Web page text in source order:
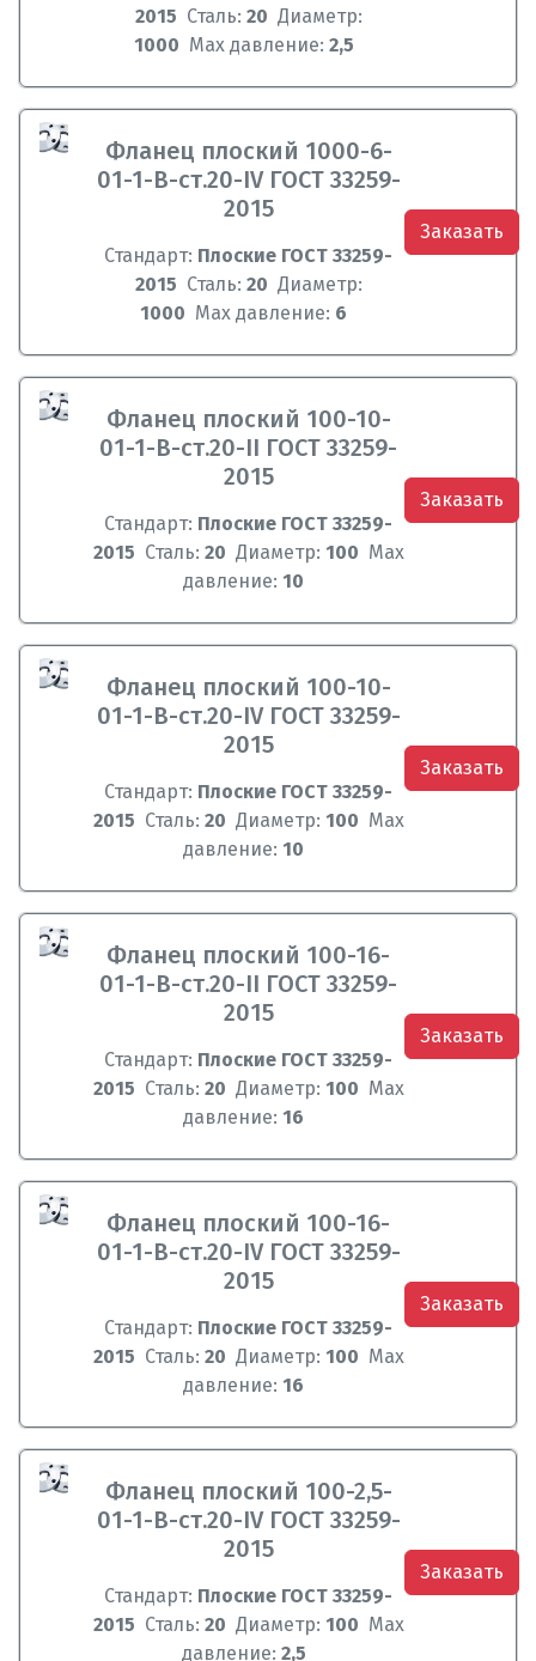
2015 Сталь: 20 Диаметр:
1000 Max давление: 2,5
Фланец плоский 1000-6-
01-1-B-ст.20-IV ГОСТ 33259-
2015
Стандарт: Плоские ГОСТ 33259-
2015 Сталь: 20 Диаметр:
1000 Max давление: 6
Заказать
Фланец плоский 100-10-
01-1-B-ст.20-II ГОСТ 33259-
2015
Стандарт: Плоские ГОСТ 33259-
2015 Сталь: 20 Диаметр: 100 Max
давление:10
Заказать
Фланец плоский 100-10-
01-1-B-ст.20-IV ГОСТ 33259-
2015
Стандарт: Плоские ГОСТ 33259-
2015 Сталь: 20 Диаметр: 100 Max
давление:10
Заказать
Фланец плоский 100-16-
01-1-B-ст.20-II ГОСТ 33259-
2015
Стандарт: Плоские ГОСТ 33259-
2015 Сталь: 20 Диаметр: 100 Max
давление:16
Заказать
Фланец плоский 100-16-
01-1-B-ст.20-IV ГОСТ 33259-
2015
Стандарт: Плоские ГОСТ 33259-
2015 Сталь: 20 Диаметр: 100 Max
давление:16
Заказать
Фланец плоский 100-2,5-
01-1-B-ст.20-IV ГОСТ 33259-
2015
Стандарт: Плоские ГОСТ 33259-
2015 Сталь: 20 Диаметр: 100 Max
давление: 2,5
Заказать